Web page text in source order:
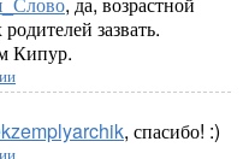
зазвать.
Кипур.
, спасибо! :)